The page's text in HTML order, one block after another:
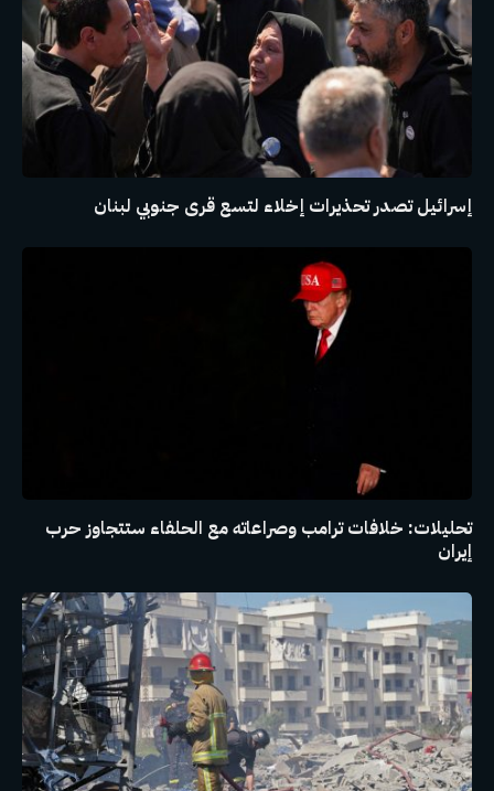
إسرائيل تصدر تحذيرات إخلاء لتسع قرى جنوبي لبنان
تحليلات: خلافات ترامب وصراعاته مع الحلفاء ستتجاوز حرب
إيران